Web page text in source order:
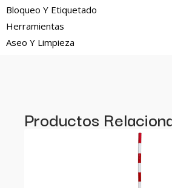
Bloqueo Y Etiquetado
Herramientas
Aseo Y Limpieza
Productos